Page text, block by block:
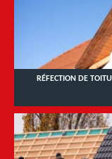
RÉFECTION DE